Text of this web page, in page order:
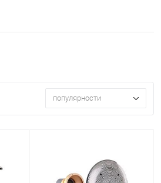
популярности